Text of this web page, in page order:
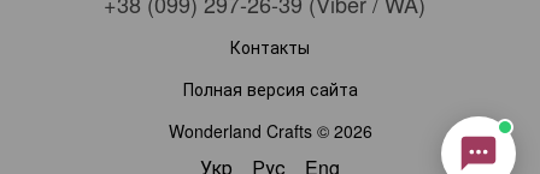
Контакты
Полная версия сайта
Wonderland Crafts © 2026
Укр Рус Eng
Viber Telegram WhatsAppInstagram